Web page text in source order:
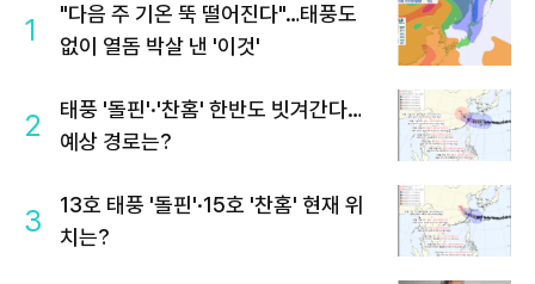
1
"다음 주 기온 뚝 떨어진다"…태풍도
없이 열돔 박살 낸 '이것'
2
태풍 '돌핀'·'찬홈' 한반도 빗겨간다…
예상 경로는?
3
13호 태풍 '돌핀'·15호 '찬홈' 현재 위
치는?